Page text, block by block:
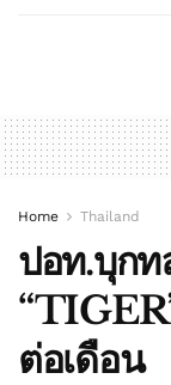
Home Thailand
ปอท.บุกท
ต่อเดือน